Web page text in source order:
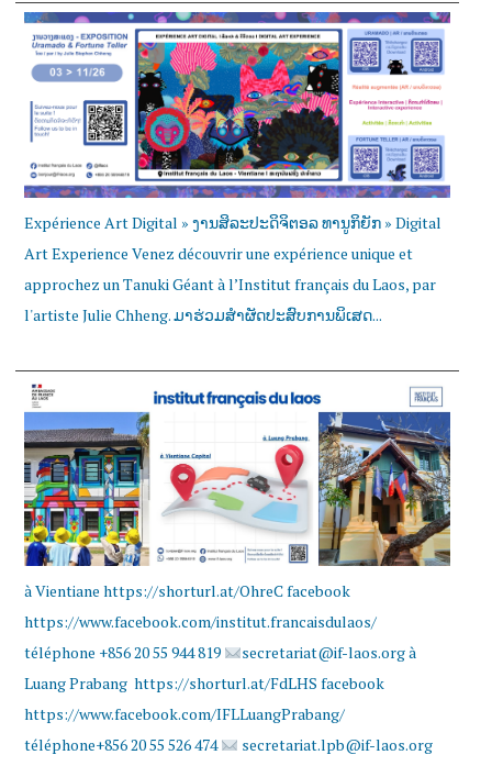
Expérience Art Digital » ງານສິລະປະດິຈິຕອລ ທານູກິຍັກ » Digital
Art Experience Venez découvrir une expérience unique et
approchez un Tanuki Géant à l’Institut français du Laos, par
l'artiste Julie Chheng. ມາຮ່ວມສຳຜັດປະສົບການພິເສດ...
à Vientiane https://shorturl.at/OhreC facebook
https://www.facebook.com/institut.francaisdulaos/
téléphone +856 20 55 944 819
secretariat@if-laos.org à
Luang Prabang https://shorturl.at/FdLHS facebook
https://www.facebook.com/IFLLuangPrabang/
téléphone+856 20 55 526 474
secretariat.lpb@if-laos.org